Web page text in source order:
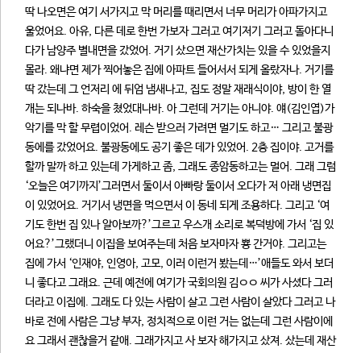
딱 나오면은 여기 서가지고 막 머리를 때리면서 너무 머리가 아파가지고
울었어요. 아유, 다른 데로 한번 가보자 그러고 여기저기 그러고 돌아다니
다가 남양주 별내면을 갔었어. 거기 샀으면 재산가치는 있을 수 있었을지
몰라. 왜냐면 제가 찍어놓은 집에 아파트 들어서서 되게 올랐자나. 거기를
딱 갔는데 그 언저리 에 뒤엄 냄새나고, 집도 정말 재래식이야, 방이 한 열
개는 되나바. 하숙을 쳤었대나바. 아 그런데 거기는 아니야. 얘(김인엽)가
악기를 막 할 무렵이었어. 레슨 받으러 가려면 멀기도 하고… 그리고 불광
동에를 갔었어요. 불광동에도 공기 좋은 데가 있었어. 2층 집이야. 고거를
할까 말까 하고 있는데 가게하고 좀, 그래도 종암동하고는 멀어. 그래 그럼
‘오늘은 여기까지’그러면서 둘이서 아빠랑 둘이서 오다가 저 아래 냉면집
이 있었어요. 거기서 냉면을 먹으면서 이 동네 되게 조용하다. 그리고 ‘여
기도 한번 집 있나 알아보까?’그르고 우스개 소리로 복덕방에 가서 ‘집 있
어요?’그랬더니 이집을 보여주는데 처음 보자마자 뿅 간거야. 그리고는
집에 가서 ‘인재야, 인영아, 고모, 이러 이런거 봤는데…’애들도 와서 보더
니 좋다고 그래요. 근데 예전에 여기가 국회의원 김ㅇㅇ 씨가 사셨다 그러
더라고 이집에. 그래도 다 있는 사람이 살고 그런 사람이 살았다 그러고 나
바로 전에 사람은 그냥 부자, 정치적으로 이런 거는 없는데 그런 사람이에
요 그래서 괜찮을거 같애. 그래가지고 사 보자 해가지고 샀져. 샀는데 재산